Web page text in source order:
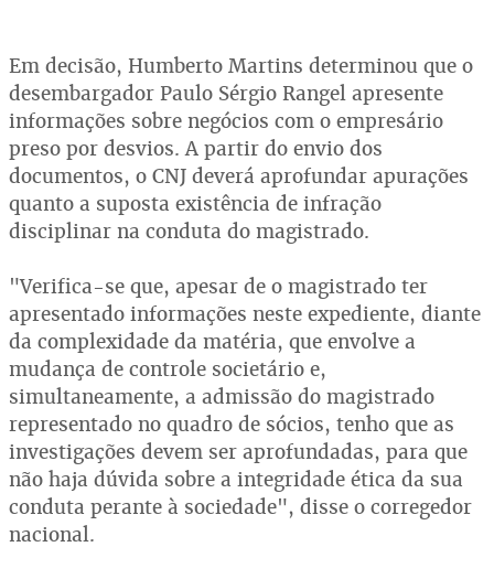
Em decisão, Humberto Martins determinou que o
desembargador Paulo Sérgio Rangel apresente
informações sobre negócios com o empresário
preso por desvios. A partir do envio dos
documentos, o CNJ deverá aprofundar apurações
quanto a suposta existência de infração
disciplinar na conduta do magistrado.
"Verifica-se que, apesar de o magistrado ter
apresentado informações neste expediente, diante
da complexidade da matéria, que envolve a
mudança de controle societário e,
simultaneamente, a admissão do magistrado
representado no quadro de sócios, tenho que as
investigações devem ser aprofundadas, para que
não haja dúvida sobre a integridade ética da sua
conduta perante à sociedade", disse o corregedor
nacional.